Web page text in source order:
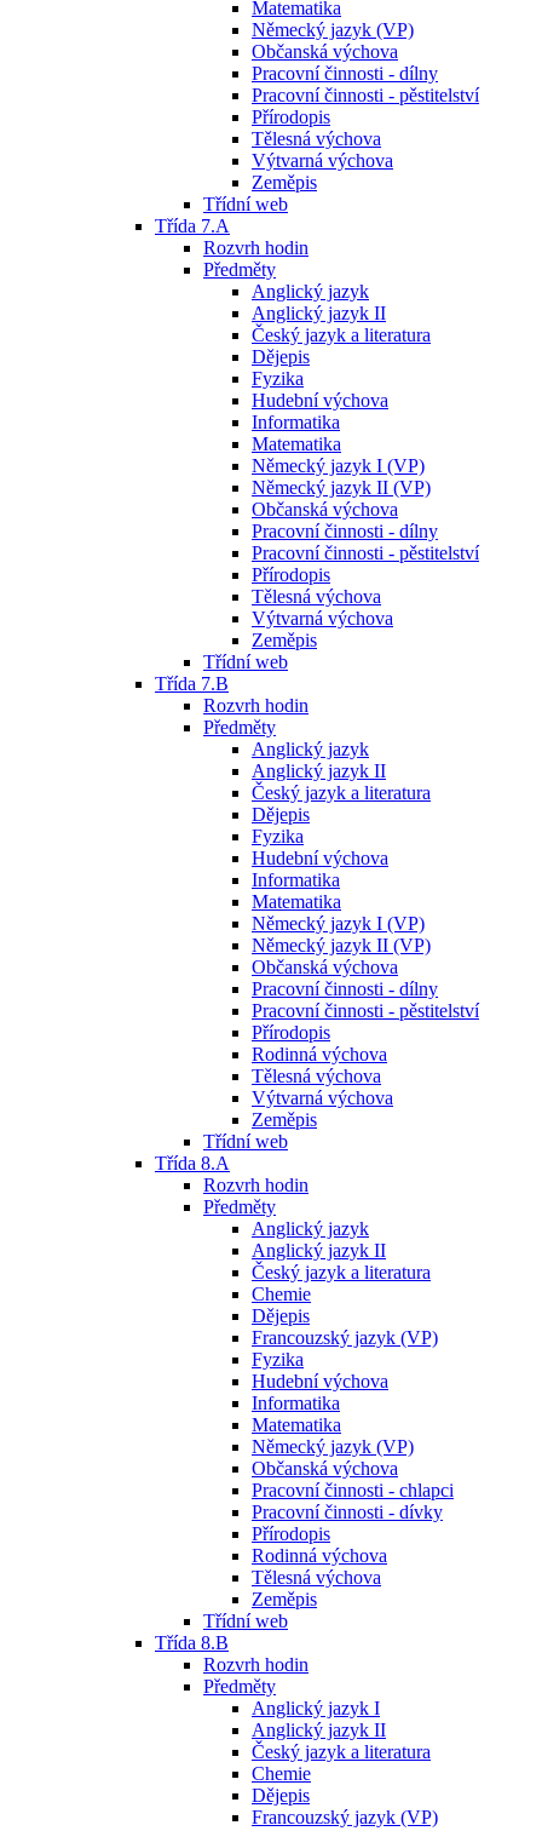
Matematika
Německý jazyk (VP)
Občanská výchova
Pracovní činnosti - dílny
Pracovní činnosti - pěstitelství
Přírodopis
Tělesná výchova
Výtvarná výchova
Zeměpis
Třídní web
Třída 7.A
Rozvrh hodin
Předměty
Anglický jazyk
Anglický jazyk II
Český jazyk a literatura
Dějepis
Fyzika
Hudební výchova
Informatika
Matematika
Německý jazyk I (VP)
Německý jazyk II (VP)
Občanská výchova
Pracovní činnosti - dílny
Pracovní činnosti - pěstitelství
Přírodopis
Tělesná výchova
Výtvarná výchova
Zeměpis
Třídní web
Třída 7.B
Rozvrh hodin
Předměty
Anglický jazyk
Anglický jazyk II
Český jazyk a literatura
Dějepis
Fyzika
Hudební výchova
Informatika
Matematika
Německý jazyk I (VP)
Německý jazyk II (VP)
Občanská výchova
Pracovní činnosti - dílny
Pracovní činnosti - pěstitelství
Přírodopis
Rodinná výchova
Tělesná výchova
Výtvarná výchova
Zeměpis
Třídní web
Třída 8.A
Rozvrh hodin
Předměty
Anglický jazyk
Anglický jazyk II
Český jazyk a literatura
Chemie
Dějepis
Francouzský jazyk (VP)
Fyzika
Hudební výchova
Informatika
Matematika
Německý jazyk (VP)
Občanská výchova
Pracovní činnosti - chlapci
Pracovní činnosti - dívky
Přírodopis
Rodinná výchova
Tělesná výchova
Zeměpis
Třídní web
Třída 8.B
Rozvrh hodin
Předměty
Anglický jazyk I
Anglický jazyk II
Český jazyk a literatura
Chemie
Dějepis
Francouzský jazyk (VP)